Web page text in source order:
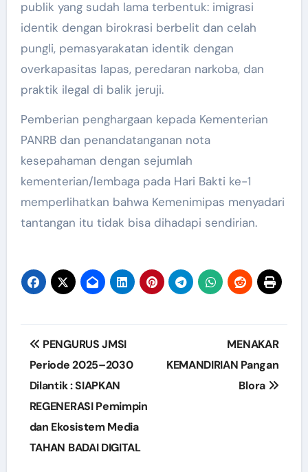
publik yang sudah lama terbentuk: imigrasi
identik dengan birokrasi berbelit dan celah
pungli, pemasyarakatan identik dengan
overkapasitas lapas, peredaran narkoba, dan
praktik ilegal di balik jeruji.
Pemberian penghargaan kepada Kementerian
PANRB dan penandatanganan nota
kesepahaman dengan sejumlah
kementerian/lembaga pada Hari Bakti ke-1
memperlihatkan bahwa Kemenimipas menyadari
tantangan itu tidak bisa dihadapi sendirian.
Post
navigation
PENGURUS JMSI
Periode 2025–2030
Dilantik : SIAPKAN
REGENERASI Pemimpin
dan Ekosistem Media
TAHAN BADAI DIGITAL
MENAKAR
KEMANDIRIAN Pangan
Blora